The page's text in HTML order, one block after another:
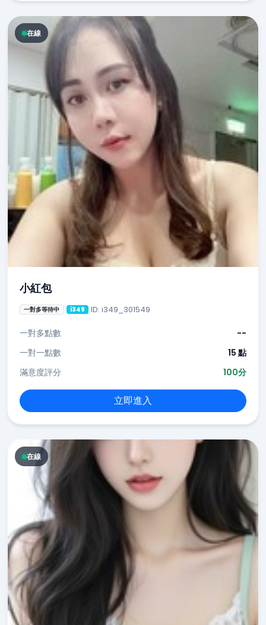
在線
小紅包
一對多等待中 i349 ID: i349_301549
一對多點數
--
一對一點數
15 點
滿意度評分
100分
立即進入
在線